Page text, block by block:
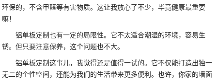
环保的，不含甲醛等有害物质。这让我放心了不少，毕竟健康最重要
嘛！
铝单板定制也有一定的局限性。它不太适合潮湿的环境，容易生
锈。但只要注意保养，这个问题也不大。
铝单板定制这事儿，我觉得还是值得一试的。它不仅能打造出独一
无二的个性空间，还能为我们的生活带来更多便利。也许，你家的墙面